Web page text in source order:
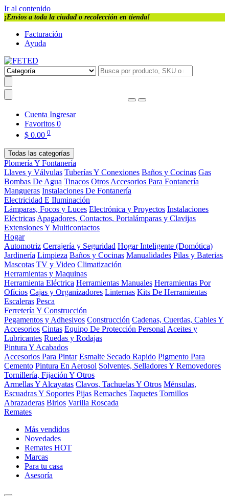
Ir al contenido
¡Envios a toda la ciudad o recolección en tienda!
Facturación
Ayuda
Cuenta Ingresar
Favoritos 0
$ 0.00 0
Todas las categorías
Plomería Y Fontanería
Llaves y Válvulas Tuberías Y Conexiones Baños y Cocinas Gas
Bombas De Agua Tinacos Otros Accesorios Para Fontanería
Mangueras Instalaciones De Fontanería
Electricidad E Iluminación
Lámparas, Focos y Luces Electrónica y Proyectos Instalaciones
Eléctricas Apagadores, Contactos, Portalámparas y Clavijas
Extensiones Y Multicontactos
Hogar
Automotriz Cerrajería y Seguridad Hogar Inteligente (Domótica)
Jardinería Limpieza Baños y Cocinas Manualidades Pilas y Baterias
Mascotas TV y Video Climatización
Herramientas y Maquinas
Herramienta Eléctrica Herramientas Manuales Herramientas Por
Ofícios Cajas y Organizadores Linternas Kits De Herramientas
Escaleras Pesca
Ferretería Y Construcción
Pegamentos y Adhesivos Construcción Cadenas, Cuerdas, Cables Y
Accesorios Cintas Equipo De Protección Personal Aceites y
Lubricantes Ruedas y Rodajas
Pintura Y Acabados
Accesorios Para Pintar Esmalte Secado Rapido Pigmento Para
Cemento Pintura En Aerosol Solventes, Selladores Y Removedores
Tornillería, Fijación Y Otros
Armellas Y Alcayatas Clavos, Tachuelas Y Otros Ménsulas,
Escuadras Y Soportes Pijas Remaches Taquetes Tornillos
Abrazaderas Birlos Varilla Roscada
Remates
Más vendidos
Novedades
Remates HOT
Marcas
Para tu casa
Asesoría